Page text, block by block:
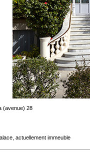
(avenue) 28
actuellement immeuble